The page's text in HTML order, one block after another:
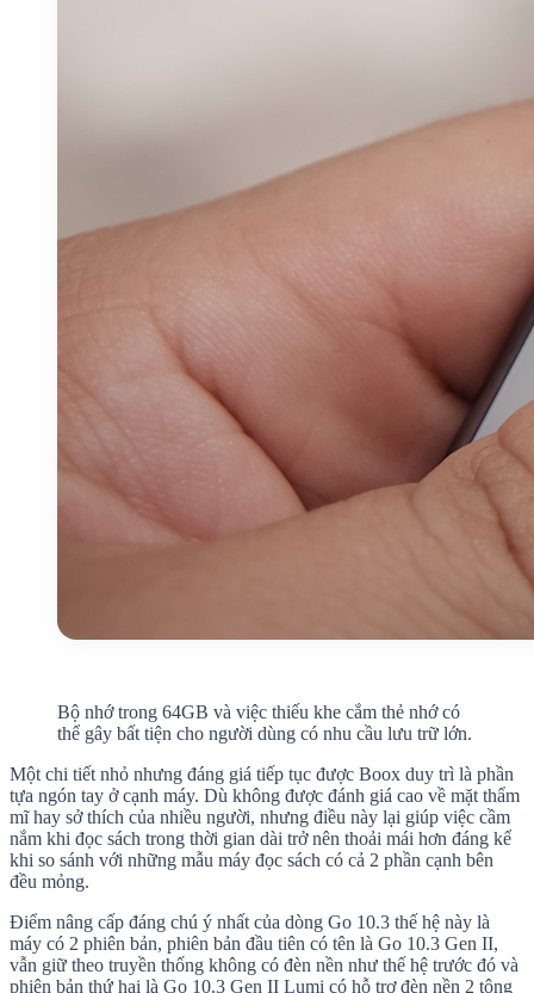
Bộ nhớ trong 64GB và việc thiếu khe cắm thẻ nhớ có
thể gây bất tiện cho người dùng có nhu cầu lưu trữ lớn.
Một chi tiết nhỏ nhưng đáng giá tiếp tục được Boox duy trì là phần
tựa ngón tay ở cạnh máy. Dù không được đánh giá cao về mặt thẩm
mĩ hay sở thích của nhiều người, nhưng điều này lại giúp việc cầm
nắm khi đọc sách trong thời gian dài trở nên thoải mái hơn đáng kể
khi so sánh với những mẫu máy đọc sách có cả 2 phần cạnh bên
đều mỏng.
Điểm nâng cấp đáng chú ý nhất của dòng Go 10.3 thế hệ này là
máy có 2 phiên bản, phiên bản đầu tiên có tên là Go 10.3 Gen II,
vẫn giữ theo truyền thống không có đèn nền như thế hệ trước đó và
phiên bản thứ hai là Go 10.3 Gen II Lumi có hỗ trợ đèn nền 2 tông